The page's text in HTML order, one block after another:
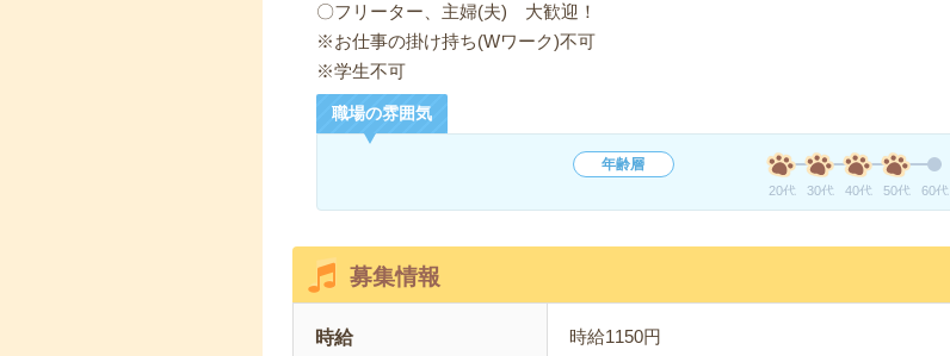
〇フリーター、主婦(夫) 大歓迎！
※お仕事の掛け持ち(Wワーク)不可
※学生不可
職場の雰囲気
年齢層
20代 30代 40代 50代 60代
募集情報
時給 時給1150円